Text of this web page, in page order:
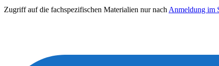
Zugriff auf die fachspezifischen Materialien nur nach Anmeldung im